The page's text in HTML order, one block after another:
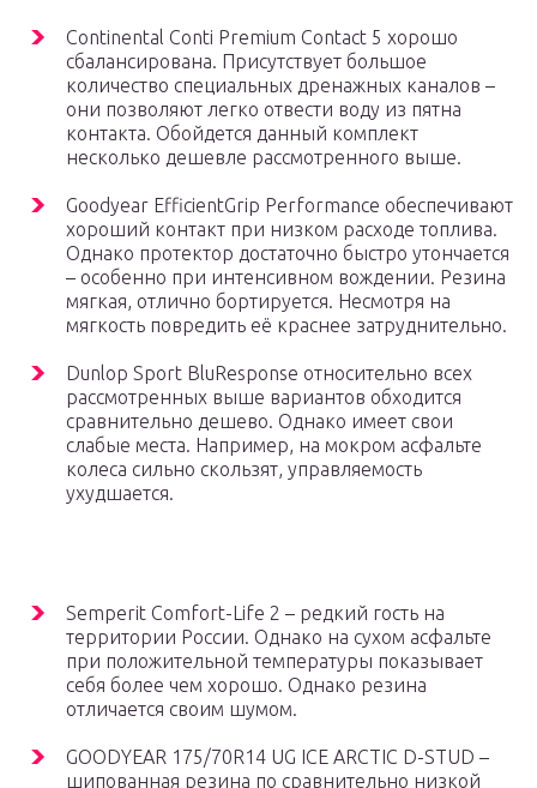
Continental Conti Premium Contact 5 хорошо
сбалансирована. Присутствует большое
количество специальных дренажных каналов –
они позволяют легко отвести воду из пятна
контакта. Обойдется данный комплект
несколько дешевле рассмотренного выше.
Goodyear EfficientGrip Performance обеспечивают
хороший контакт при низком расходе топлива.
Однако протектор достаточно быстро утончается
– особенно при интенсивном вождении. Резина
мягкая, отлично бортируется. Несмотря на
мягкость повредить её краснее затруднительно.
Dunlop Sport BluResponse относительно всех
рассмотренных выше вариантов обходится
сравнительно дешево. Однако имеет свои
слабые места. Например, на мокром асфальте
колеса сильно скользят, управляемость
ухудшается.
Semperit Comfort-Life 2 – редкий гость на
территории России. Однако на сухом асфальте
при положительной температуры показывает
себя более чем хорошо. Однако резина
отличается своим шумом.
GOODYEAR 175/70R14 UG ICE ARCTIC D-STUD –
шипованная резина по сравнительно низкой